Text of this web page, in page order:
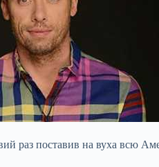
раз поставив на вуха всю